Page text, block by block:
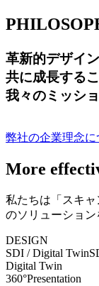
革新的デザイ
共に成長する
我々のミッショ
弊社の企業理念に
More
私たちは「スキャ
のソリューション
DESIGN
SDI / Digital Twin
Digital Twin
360°Presentation